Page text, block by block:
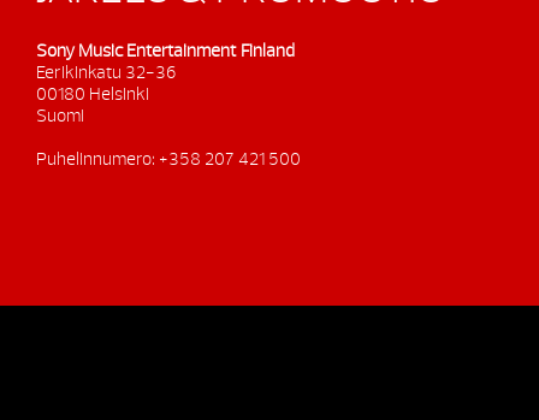
Sony Music Entertainment Finland
Eerikinkatu 32-36
00180 Helsinki
Suomi
Puhelinnumero: +358 207 421 500